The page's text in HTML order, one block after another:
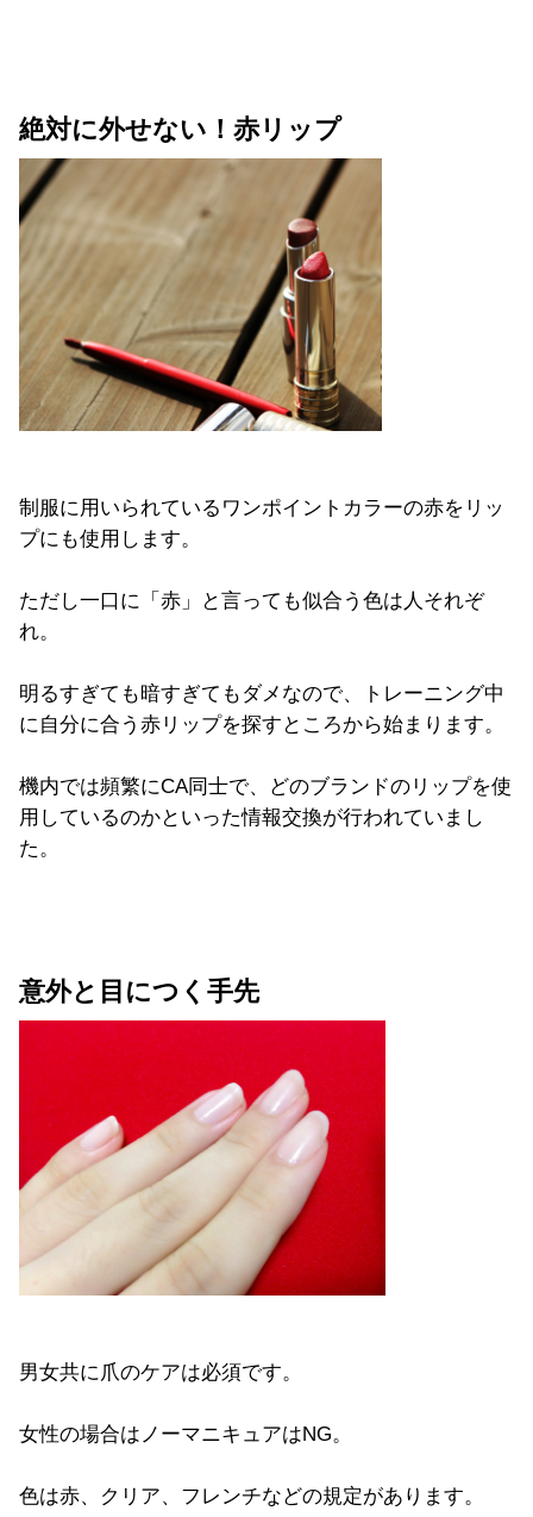
絶対に外せない！赤リップ
制服に用いられているワンポイントカラーの赤をリッ
プにも使用します。
ただし一口に「赤」と言っても似合う色は人それぞ
れ。
明るすぎても暗すぎてもダメなので、トレーニング中
に自分に合う赤リップを探すところから始まります。
機内では頻繁にCA同士で、どのブランドのリップを使
用しているのかといった情報交換が行われていまし
た。
意外と目につく手先
男女共に爪のケアは必須です。
女性の場合はノーマニキュアはNG。
色は赤、クリア、フレンチなどの規定があります。